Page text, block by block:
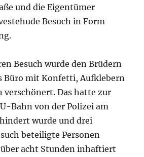
und die Eigentümer
Besuch in Form
Besuch wurde den Brüdern
Büro mit Konfetti, Aufklebern
verschönert. Das hatte zur
Bahn von der Polizei am
wurde und drei
beteiligte Personen
acht Stunden inhaftiert